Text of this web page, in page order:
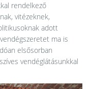
rendelkező
vitézeknek,
adott
ma is
elsősorban
vendéglátásunkkal